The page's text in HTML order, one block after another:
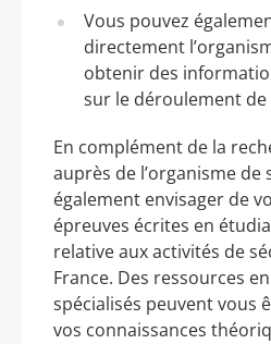
Vous pouvez
directement
obtenir des
sur le déroulement de
En complément de la
auprès de l’organisme de
également envisager de
épreuves écrites en
relative aux activités de
France. Des ressources
spécialisés peuvent vous
vos connaissances